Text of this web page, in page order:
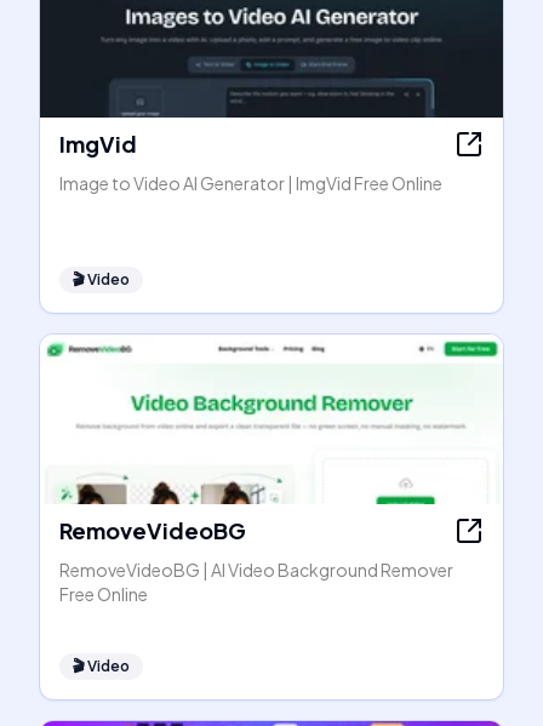
ImgVid
Image to Video AI Generator | ImgVid Free Online
🎬Video
RemoveVideoBG
RemoveVideoBG | AI Video Background Remover
Free Online
🎬Video